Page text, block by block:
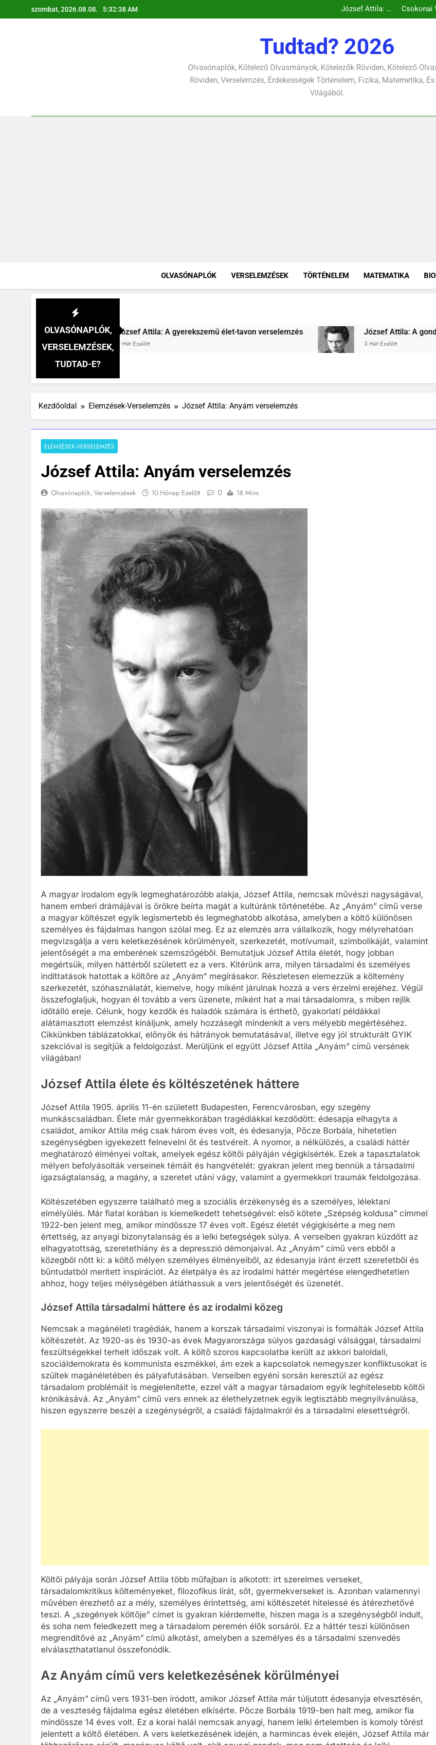
a
szombat, 2026.08.08. 5:32:41 AM
Csokonai Vitéz
Csokonai
Csokonai Vitéz
Csokonai
József
Tudtad? 2026
Olvasónaplók, Kötelező Olvasmányok, Kötelezők Röviden, Kötelező
Röviden, Verselemzés, Érdekességek Történelem, Fizika, Matemetika,
Világából.
OLVASÓNAPLÓK VERSELEMZÉSEK TÖRTÉNELEM MATEMATIKA
OLVASÓNAPLÓK,
VERSELEMZÉSEK,
TUDTAD-E?
Attila: A gyerekszemű élet-tavon verselemzés József Attila: A gondolkodó szonettje verselemzés
Kezdőoldal Elemzések-Verselemzés József Attila: Anyám verselemzés
ELEMZÉSEK-VERSELEMZÉS
József Attila: Anyám verselemzés
Olvasónaplók, Verselemzések 10 Hónap Ezelőtt 0 18 Mins
A magyar irodalom egyik legmeghatározóbb alakja, József Attila, nemcsak művészi nagyságával,
hanem emberi drámájával is örökre beírta magát a kultúránk történetébe. Az „Anyám” című verse
a magyar költészet egyik legismertebb és legmeghatóbb alkotása, amelyben a költő különösen
személyes és fájdalmas hangon szólal meg. Ez az elemzés arra vállalkozik, hogy mélyrehatóan
megvizsgálja a vers keletkezésének körülményeit, szerkezetét, motívumait, szimbolikáját, valamint
jelentőségét a ma emberének szemszögéből. Bemutatjuk József Attila életét, hogy jobban
megértsük, milyen háttérből született ez a vers. Kitérünk arra, milyen társadalmi és személyes
indíttatások hatottak a költőre az „Anyám” megírásakor. Részletesen elemezzük a költemény
szerkezetét, szóhasználatát, kiemelve, hogy miként járulnak hozzá a vers érzelmi erejéhez. Végül
összefoglaljuk, hogyan él tovább a vers üzenete, miként hat a mai társadalomra, s miben rejlik
időtálló ereje. Célunk, hogy kezdők és haladók számára is érthető, gyakorlati példákkal
alátámasztott elemzést kínáljunk, amely hozzásegít mindenkit a vers mélyebb megértéséhez.
Cikkünkben táblázatokkal, előnyök és hátrányok bemutatásával, illetve egy jól strukturált GYIK
szekcióval is segítjük a feldolgozást. Merüljünk el együtt József Attila „Anyám” című versének
világában!
József Attila élete és költészetének háttere
József Attila 1905. április 11-én született Budapesten, Ferencvárosban, egy szegény
munkáscsaládban. Élete már gyermekkorában tragédiákkal kezdődött: édesapja elhagyta a
családot, amikor Attila még csak három éves volt, és édesanyja, Pőcze Borbála, hihetetlen
szegénységben igyekezett felnevelni őt és testvéreit. A nyomor, a nélkülözés, a családi háttér
meghatározó élményei voltak, amelyek egész költői pályáján végigkísérték. Ezek a tapasztalatok
mélyen befolyásolták verseinek témáit és hangvételét: gyakran jelent meg bennük a társadalmi
igazságtalanság, a magány, a szeretet utáni vágy, valamint a gyermekkori traumák feldolgozása.
Költészetében egyszerre található meg a szociális érzékenység és a személyes, lélektani
elmélyülés. Már fiatal korában is kiemelkedett tehetségével: első kötete „Szépség koldusa” címmel
1922-ben jelent meg, amikor mindössze 17 éves volt. Egész életét végigkísérte a meg nem
értettség, az anyagi bizonytalanság és a lelki betegségek súlya. A verseiben gyakran küzdött az
elhagyatottság, szeretethiány és a depresszió démonjaival. Az „Anyám” című vers ebből a
közegből nőtt ki: a költő mélyen személyes élményeiből, az édesanyja iránt érzett szeretetből és
bűntudatból merített inspirációt. Az életpálya és az irodalmi háttér megértése elengedhetetlen
ahhoz, hogy teljes mélységében átláthassuk a vers jelentőségét és üzenetét.
József Attila társadalmi háttere és az irodalmi közeg
Nemcsak a magánéleti tragédiák, hanem a korszak társadalmi viszonyai is formálták József Attila
költészetét. Az 1920-as és 1930-as évek Magyarországa súlyos gazdasági válsággal, társadalmi
feszültségekkel terhelt időszak volt. A költő szoros kapcsolatba került az akkori baloldali,
szociáldemokrata és kommunista eszmékkel, ám ezek a kapcsolatok nemegyszer konfliktusokat is
szültek magánéletében és pályafutásában. Verseiben egyéni sorsán keresztül az egész
társadalom problémáit is megjelenítette, ezzel vált a magyar társadalom egyik leghitelesebb költői
krónikásává. Az „Anyám” című vers ennek az élethelyzetnek egyik legtisztább megnyilvánulása,
hiszen egyszerre beszél a szegénységről, a családi fájdalmakról és a társadalmi elesettségről.
Költői pályája során József Attila több műfajban is alkotott: írt szerelmes verseket,
társadalomkritikus költeményeket, filozofikus lírát, sőt, gyermekverseket is. Azonban valamennyi
művében érezhető az a mély, személyes érintettség, ami költészetét hitelessé és átérezhetővé
teszi. A „szegények költője” címet is gyakran kiérdemelte, hiszen maga is a szegénységből indult,
és soha nem feledkezett meg a társadalom peremén élők sorsáról. Ez a háttér teszi különösen
megrendítővé az „Anyám” című alkotást, amelyben a személyes és a társadalmi szenvedés
elválaszthatatlanul összefonódik.
Az Anyám című vers keletkezésének körülményei
Az „Anyám” című vers 1931-ben íródott, amikor József Attila már túljutott édesanyja elvesztésén,
de a veszteség fájdalma egész életében elkísérte. Pőcze Borbála 1919-ben halt meg, amikor fia
mindössze 14 éves volt. Ez a korai halál nemcsak anyagi, hanem lelki értelemben is komoly törést
jelentett a költő életében. A vers keletkezésének idején, a harmincas évek elején, József Attila már